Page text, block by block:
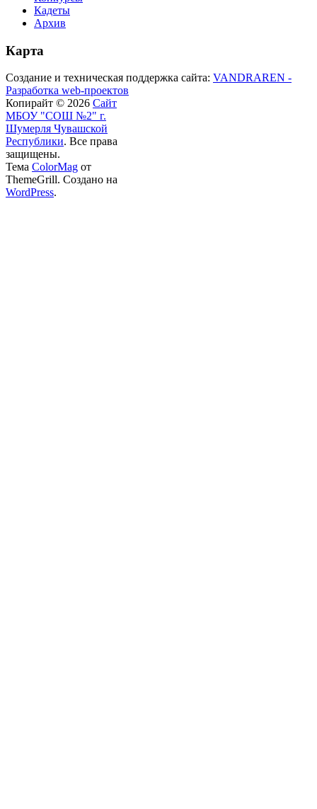
Кадеты
Архив
Карта
Создание и техническая поддержка сайта: VANDRAREN -
Разработка web-проектов
Копирайт © 2026 Сайт
МБОУ "СОШ №2" г.
Шумерля Чувашской
Республики. Все права
защищены.
Тема ColorMag от
ThemeGrill. Создано на
WordPress.